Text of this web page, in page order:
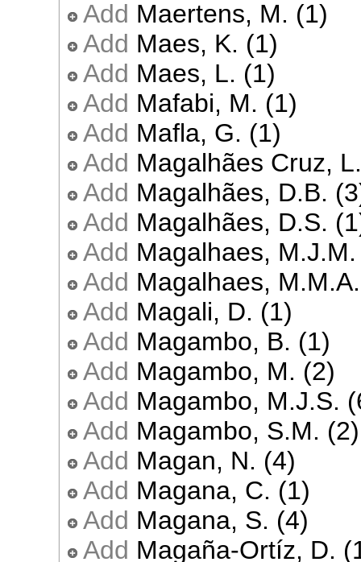
Add Maertens, M. (1)
Add Maes, K. (1)
Add Maes, L. (1)
Add Mafabi, M. (1)
Add Mafla, G. (1)
Add Magalhães Cruz,
Add Magalhães, D.B.
Add Magalhães, D.S.
Add Magalhaes,
Add Magalhaes,
Add Magali, D. (1)
Add Magambo, B. (1)
Add Magambo, M. (2)
Add Magambo, M.J.S.
Add Magambo, S.M. (2)
Add Magan, N. (4)
Add Magana, C. (1)
Add Magana, S. (4)
Add Magaña-Ortíz, D.